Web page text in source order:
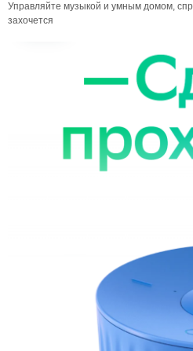
Управляйте музыкой и умным домом,
захочется